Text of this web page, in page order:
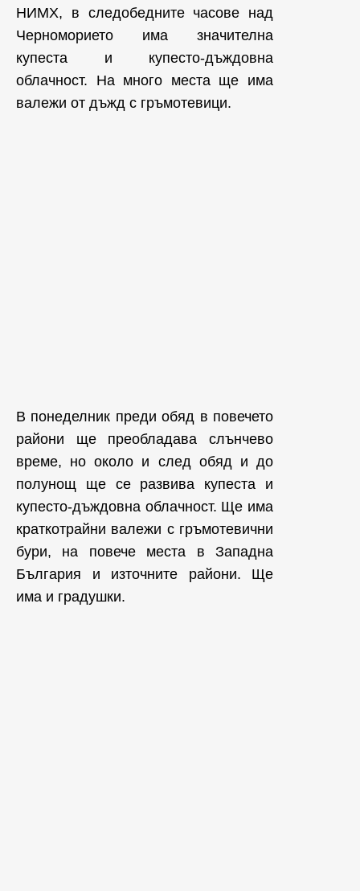
НИМХ, в следобедните часове над
Черноморието има значителна
купеста и купесто-дъждовна
облачност. На много места ще има
валежи от дъжд с гръмотевици.
В понеделник преди обяд в повечето
райони ще преобладава слънчево
време, но около и след обяд и до
полунощ ще се развива купеста и
купесто-дъждовна облачност. Ще има
краткотрайни валежи с гръмотевични
бури, на повече места в Западна
България и източните райони. Ще
има и градушки.